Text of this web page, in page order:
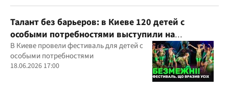
Талант без барьеров: в Киеве 120 детей с
особыми потребностями выступили на
всеукраинском фестивале
В Киеве провели фестиваль для детей с
особыми потребностями
18.06.2026 17:00